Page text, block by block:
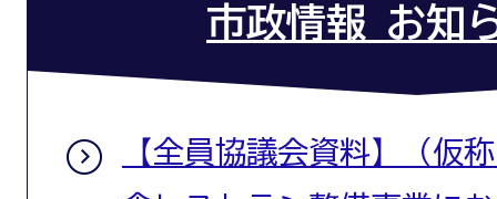
市政情報 お知
【全員協議会資料】（仮